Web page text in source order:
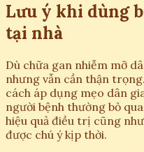
Lưu ý khi dùng
tại nhà
Dù chữa gan nhiễm mỡ
nhưng vẫn cần thận
cách áp dụng mẹo dân
người bệnh thường bỏ
hiệu quả điều trị cũng
được chú ý kịp thời.